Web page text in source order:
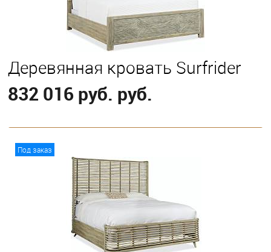
Деревянная кровать Surfrider
832 016 руб. руб.
Eastern King Queen
Под заказ